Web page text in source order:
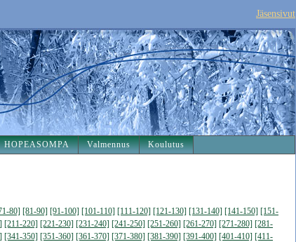
Jäsensivut
HOPEASOMPA Valmennus Koulutus
80] [81-90] [91-100] [101-110] [111-120] [121-130] [131-140] [141-150] [151-
[211-220] [221-230] [231-240] [241-250] [251-260] [261-270] [271-280] [281-
[341-350] [351-360] [361-370] [371-380] [381-390] [391-400] [401-410] [411-